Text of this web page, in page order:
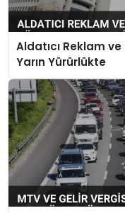
Aldatıcı Reklam
Yarın Yürürlükte